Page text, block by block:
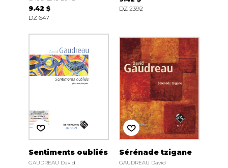
9.42 $
DZ 647
DZ 2392
Sentiments oubliés
GAUDREAU David
Sérénade tzigane
GAUDREAU David